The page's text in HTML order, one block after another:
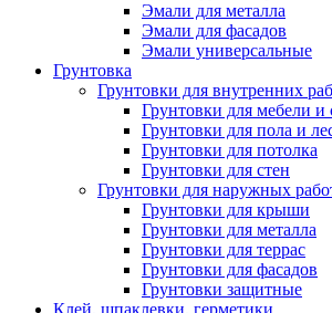
Эмали для металла
Эмали для фасадов
Эмали универсальные
Грунтовка
Грунтовки для внутренних
Грунтовки для мебели и
Грунтовки для пола и
Грунтовки для потолка
Грунтовки для стен
Грунтовки для наружных
Грунтовки для крыши
Грунтовки для металла
Грунтовки для террас
Грунтовки для фасадов
Грунтовки защитные
Клей, шпаклевки, герметики